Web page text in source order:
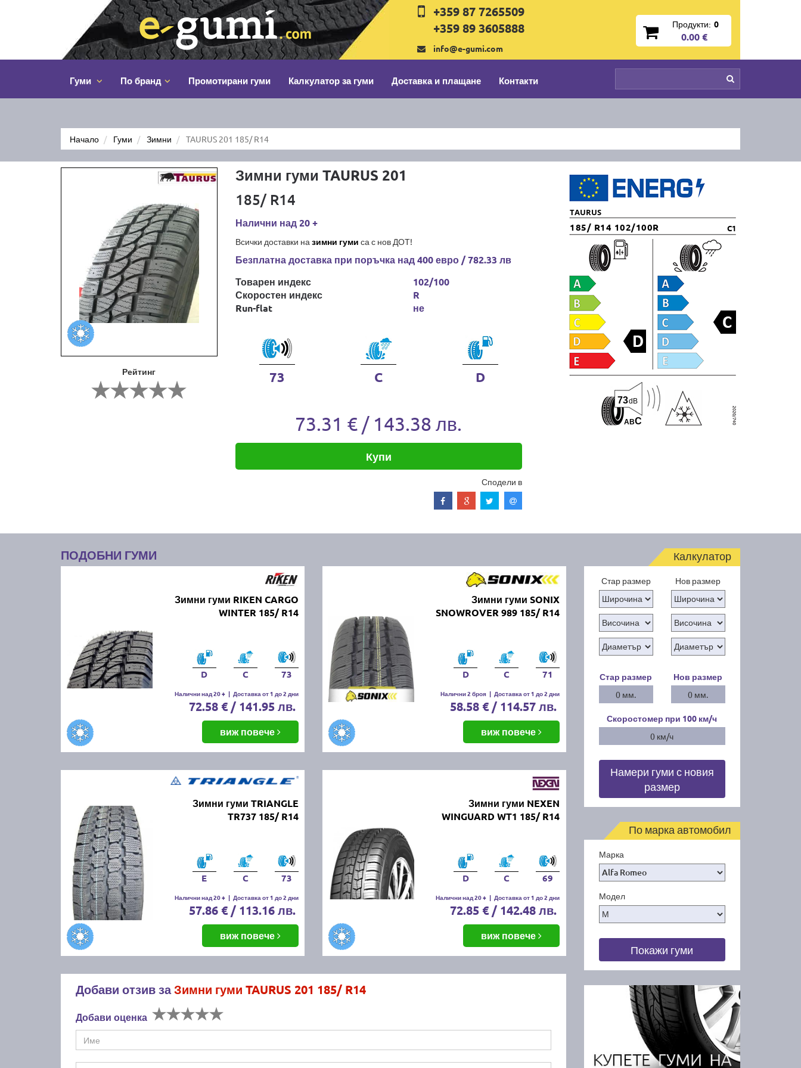
+359 87 7265509
+359 89 3605888
info@e-gumi.com
Продукти: 0
0.00 €
Гуми По бранд Промотирани гуми Калкулатор за гуми Доставка и плащане Контакти
Начало Гуми Зимни TAURUS 201 185/ R14
Рейтинг
Зимни гуми TAURUS 201
185/ R14
Налични над 20 +
Всички доставки на зимни гуми са с нов ДОТ!
Безплатна доставка при поръчка над 400 евро / 782.33 лв
Товарен индекс
Скоростен индекс
Run-flat
102/100
R
не
73 C D
73.31 € / 143.38 лв.
Купи
Сподели в
TAURUS
185/ R14 102/100R C1
A BC
73dB
ПОДОБНИ ГУМИ
Зимни гуми RIKEN CARGO
WINTER 185/ R14
D C 73
Налични над 20 + | Доставка от 1 до 2 дни
72.58 € / 141.95 лв.
виж повече
Зимни гуми SONIX
SNOWROVER 989 185/ R14
D C 71
Налични 2 броя | Доставка от 1 до 2 дни
58.58 € / 114.57 лв.
виж повече
Зимни гуми TRIANGLE
TR737 185/ R14
E C 73
Налични над 20 + | Доставка от 1 до 2 дни
57.86 € / 113.16 лв.
виж повече
Зимни гуми NEXEN
WINGUARD WT1 185/ R14
D C 69
Налични над 20 + | Доставка от 1 до 2 дни
72.85 € / 142.48 лв.
виж повече
Добави отзив заЗимни гуми TAURUS 201 185/ R14
Добави оценка
Калкулатор
Стар размер Нов размер
Стар размер
0 мм.
Нов размер
0 мм.
Скоростомер при 100 км/ч
0 км/ч
Намери гуми с новия
размер
По марка автомобил
Марка
Модел
Покажи гуми